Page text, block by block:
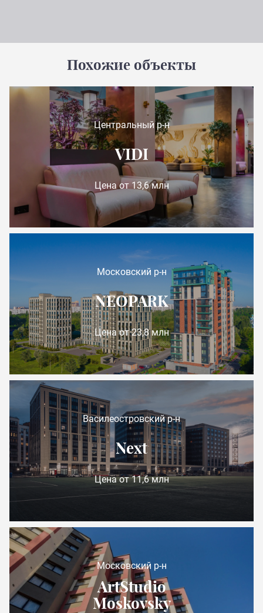
Похожие объекты
Центральный р-н
VIDI
Цена от 13,6 млн
Московский р-н
NEOPARK
Цена от 23,8 млн
Василеостровский р-н
Next
Цена от 11,6 млн
Московский р-н
ArtStudio
Moskovsky